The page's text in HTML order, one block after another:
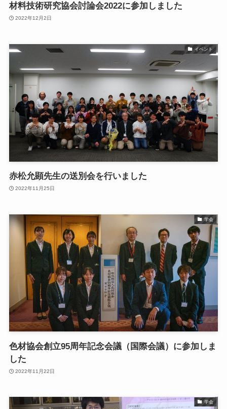
材料技術研究協会討論会2022に参加しました
2022年12月2日
イベント
赤松允顕先生の送別会を行いました
2022年11月25日
学会
色材協会創立95周年記念会議（国際会議）に参加しま
した
2022年11月22日
学会